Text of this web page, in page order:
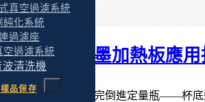
真空過濾系統
純化系統
過濾座
空過濾系統
波清洗機
品保存
酸消化與石墨加熱板應
午的酸消化，消化完倒進定量瓶——杯